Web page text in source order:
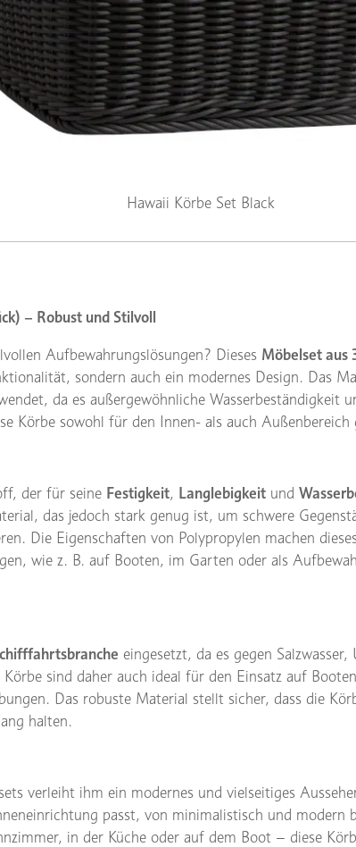
Hawaii Körbe Set Black
– Robust und Stilvoll
Aufbewahrungslösungen? Dieses Möbelset aus
sondern auch ein modernes Design. Das
da es außergewöhnliche Wasserbeständigkeit
Körbe sowohl für den Innen- als auch Außenbereich
der für seine Festigkeit, Langlebigkeit und
das jedoch stark genug ist, um schwere
Die Eigenschaften von Polypropylen machen
wie z. B. auf Booten, im Garten oder als
eingesetzt, da es gegen Salzwasser,
sind daher auch ideal für den Einsatz auf
Das robuste Material stellt sicher, dass die
halten.
verleiht ihm ein modernes und vielseitiges
passt, von minimalistisch und modern
in der Küche oder auf dem Boot – diese